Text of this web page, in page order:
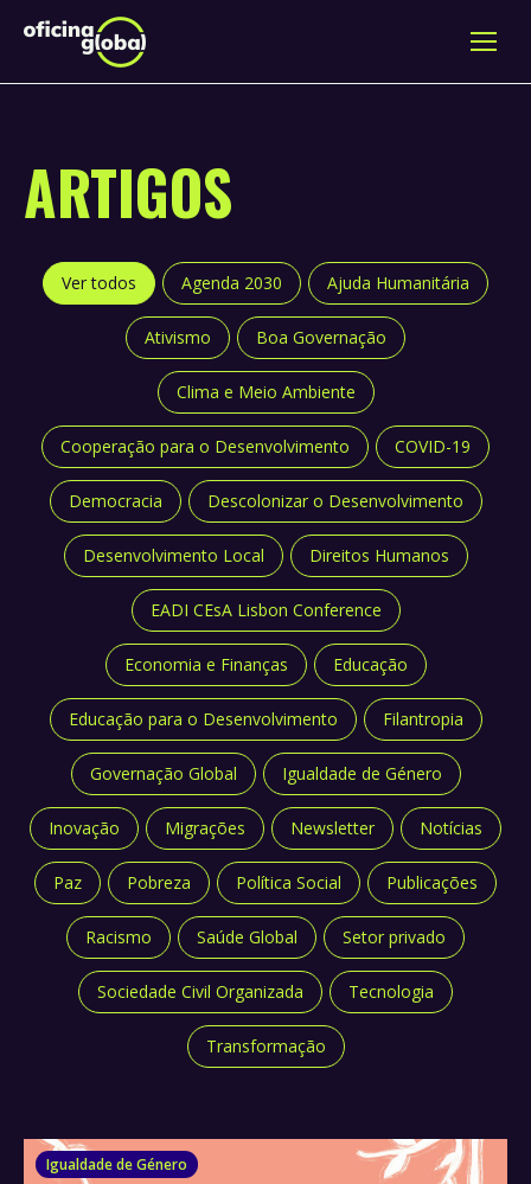
ARTIGOS
Ver todos Agenda 2030 Ajuda Humanitária
Ativismo Boa Governação
Clima e Meio Ambiente
Cooperação para o Desenvolvimento COVID-19
Democracia Descolonizar o Desenvolvimento
Desenvolvimento Local Direitos Humanos
EADI CEsA Lisbon Conference
Economia e Finanças Educação
Educação para o Desenvolvimento Filantropia
Governação Global Igualdade de Género
Inovação Migrações Newsletter Notícias
Paz Pobreza Política Social Publicações
Racismo Saúde Global Setor privado
Sociedade Civil Organizada Tecnologia
Transformação
Igualdade de Género